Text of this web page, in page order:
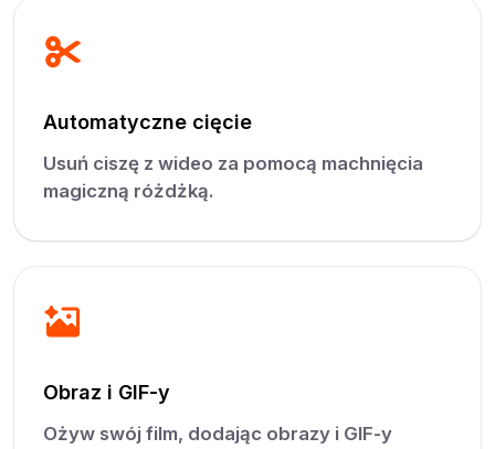
Automatyczne cięcie
Usuń ciszę z wideo za pomocą machnięcia
magiczną różdżką.
Obraz i GIF-y
Ożyw swój film, dodając obrazy i GIF-y